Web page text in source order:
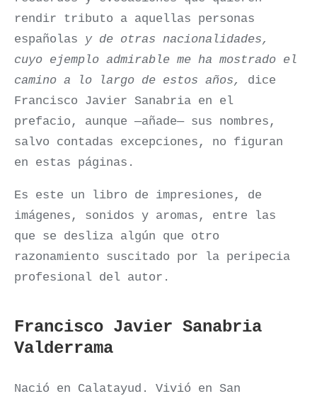
rendir tributo a aquellas personas
españolas y de otras nacionalidades,
cuyo ejemplo admirable me ha mostrado el
camino a lo largo de estos años,
dice
Francisco Javier Sanabria en el
prefacio, aunque —añade— sus nombres,
salvo contadas excepciones, no figuran
en estas páginas.
Es este un libro de impresiones, de
imágenes, sonidos y aromas, entre las
que se desliza algún que otro
razonamiento suscitado por la peripecia
profesional del autor.
Francisco Javier Sanabria
Valderrama
Nació en Calatayud. Vivió en San